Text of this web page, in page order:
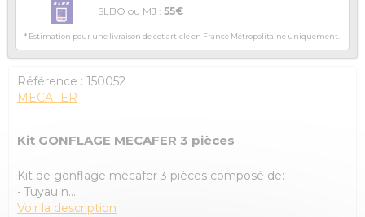
SLBO ou MJ : 55€
* Estimation pour une livraison de cet article en France Métropolitaine uniquement.
Référence : 150052
MECAFER
Kit GONFLAGE MECAFER 3 pièces
Kit de gonflage mecafer 3 pièces composé de:
• Tuyau n...
Voir la description